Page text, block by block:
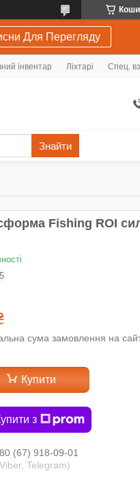
Для Перегляду
інвентар Ліхтарі Спец.
Знайти
Fishing ROI
сума замовлення на
Купити
з
(67) 918-09-01
Telegram)